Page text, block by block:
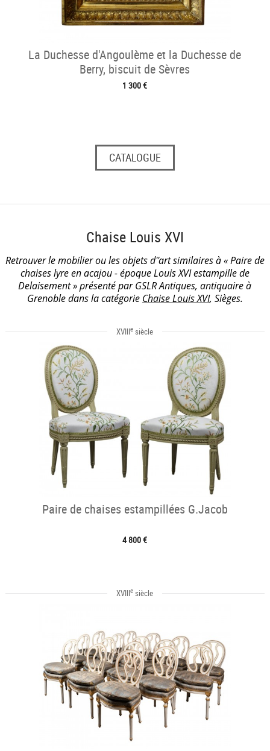
La Duchesse d'Angoulème et la Duchesse de
Berry, biscuit de Sèvres
1 300 €
CATALOGUE
Chaise Louis XVI
Retrouver le mobilier ou les objets d''art similaires à « Paire de
chaises lyre en acajou - époque Louis XVI estampille de
Delaisement » présenté par GSLR Antiques, antiquaire à
Grenoble dans la catégorie Chaise Louis XVI, Sièges.
XVIIIe siècle
Paire de chaises estampillées G.Jacob
4 800 €
XVIIIe siècle